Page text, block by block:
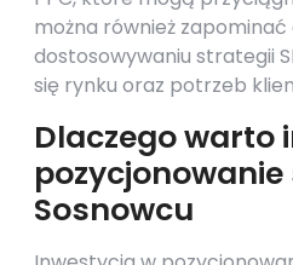
można również
dostosowywaniu strategii
się rynku oraz potrzeb
Dlaczego warto
Sosnowcu